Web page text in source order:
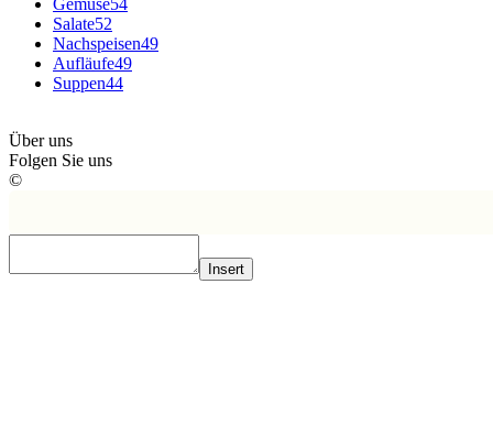
Salate52
Nachspeisen49
Aufläufe49
Suppen44
Über uns
Folgen Sie uns
©
Insert